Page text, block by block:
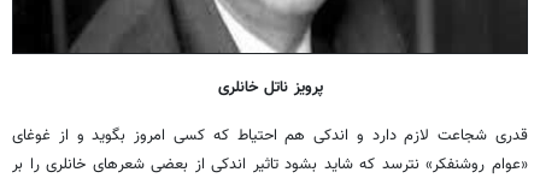
پرویز ناتل خانلری
قدری شجاعت لازم دارد و اندکی هم احتیاط که کسی امروز بگوید و از غوغای
«عوام روشنفکر» نترسد که شاید بشود تاثیر اندکی از بعضی شعرهای خانلری را بر